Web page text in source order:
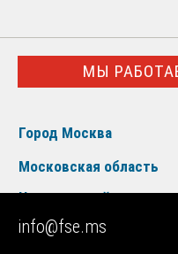
МЫ
Город Москва
Московская область
Центральный округ
Северо-Западный
info@fse.ms